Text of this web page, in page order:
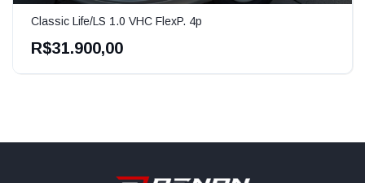
Classic Life/LS 1.0 VHC FlexP. 4p
R$31.900,00